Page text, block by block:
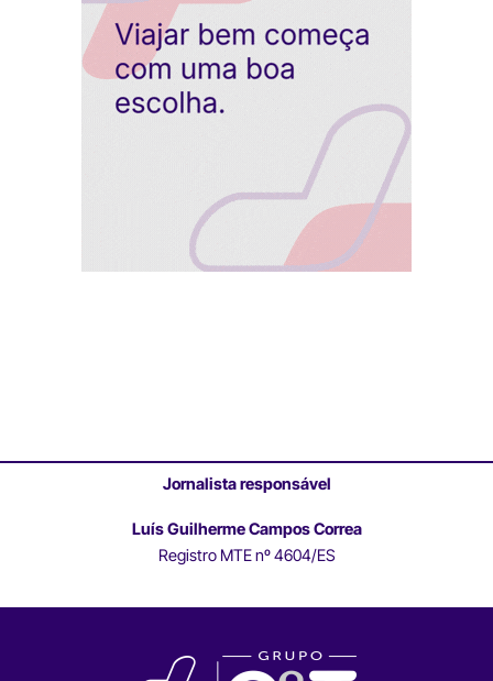
Jornalista responsável
Luís Guilherme Campos Correa
Registro MTE nº 4604/ES